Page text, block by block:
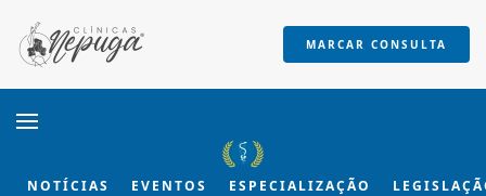
Skip to main content
MARCAR CONSULTA
NOTÍCIAS EVENTOS ESPECIALIZAÇÃO